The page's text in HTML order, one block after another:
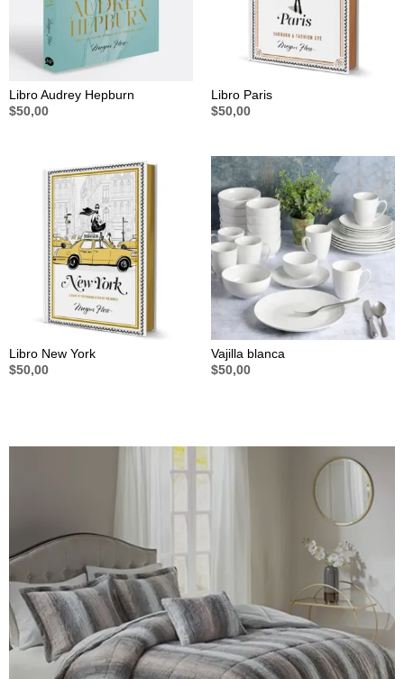
Libro Audrey Hepburn
$50,00
Libro Paris
$50,00
Libro New York
$50,00
Vajilla blanca
$50,00